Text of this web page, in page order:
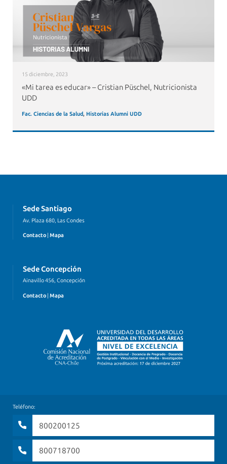
15 diciembre, 2023
«Mi tarea es educar» – Cristian Püschel, Nutricionista
UDD
Fac. Ciencias de la Salud, Historias Alumni UDD
Sede Santiago
Av. Plaza 680, Las Condes
Contacto | Mapa
Sede Concepción
Ainavillo 456, Concepción
Contacto | Mapa
Teléfono:
800200125
800718700